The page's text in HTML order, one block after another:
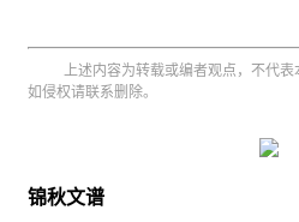
上述内容为转载或编者观点，不代表
如侵权请联系删除。
锦秋文谱